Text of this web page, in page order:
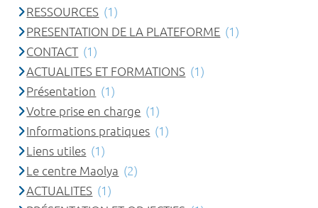
RESSOURCES (1)
PRESENTATION DE LA PLATEFORME (1)
CONTACT (1)
ACTUALITES ET FORMATIONS (1)
Présentation (1)
Votre prise en charge (1)
Informations pratiques (1)
Liens utiles (1)
Le centre Maolya (2)
ACTUALITES (1)